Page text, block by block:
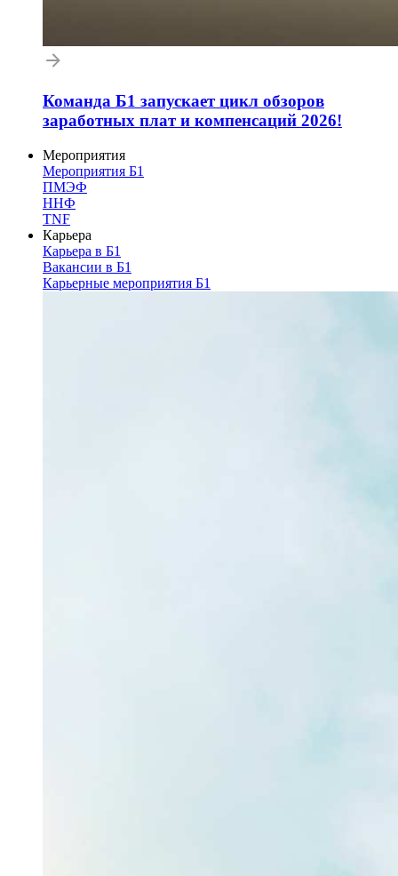
Команда Б1 запускает цикл обзоров
заработных плат и компенсаций 2026!
Мероприятия
Мероприятия Б1
ПМЭФ
ННФ
TNF
Карьера
Карьера в Б1
Вакансии в Б1
Карьерные мероприятия Б1